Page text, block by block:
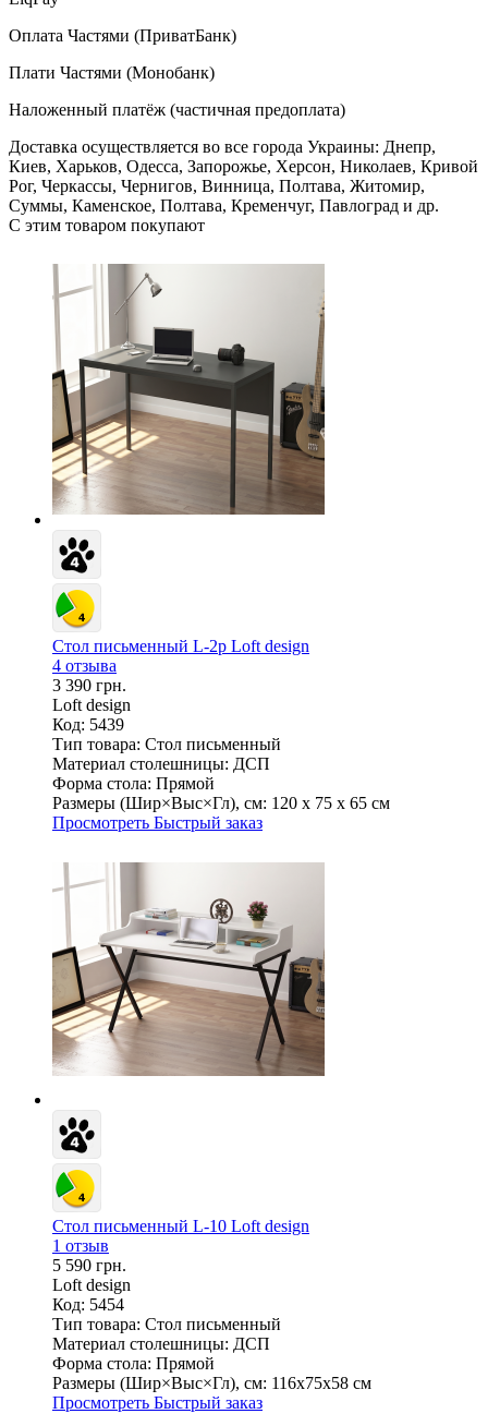
Оплата Частями (ПриватБанк)
Плати Частями (Монобанк)
Наложенный платёж (частичная предоплата)
Доставка осуществляется во все города Украины: Днепр,
Киев, Харьков, Одесса, Запорожье, Херсон, Николаев, Кривой
Рог, Черкассы, Чернигов, Винница, Полтава, Житомир,
Суммы, Каменское, Полтава, Кременчуг, Павлоград и др.
С этим товаром покупают
Стол письменный L-2p Loft design
4 отзыва
3 390 грн.
Loft design
Код: 5439
Тип товара: Стол письменный
Материал столешницы: ДСП
Форма стола: Прямой
Размеры (Шир×Выс×Гл), см: 120 х 75 х 65 см
Просмотреть Быстрый заказ
Стол письменный L-10 Loft design
1 отзыв
5 590 грн.
Loft design
Код: 5454
Тип товара: Стол письменный
Материал столешницы: ДСП
Форма стола: Прямой
Размеры (Шир×Выс×Гл), см: 116х75х58 см
Просмотреть Быстрый заказ